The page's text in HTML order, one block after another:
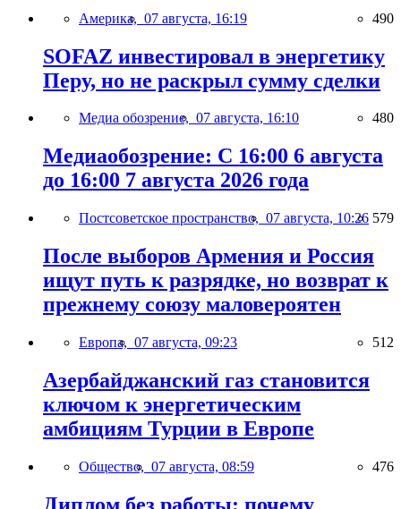
Америка, 07 августа, 16:19 490
SOFAZ инвестировал в энергетику
Перу, но не раскрыл сумму сделки
Медиа обозрение, 07 августа, 16:10 480
Медиаобозрение: С 16:00 6 августа
до 16:00 7 августа 2026 года
Постсоветское пространство, 07 августа, 10:26 579
После выборов Армения и Россия
ищут путь к разрядке, но возврат к
прежнему союзу маловероятен
Европа, 07 августа, 09:23 512
Азербайджанский газ становится
ключом к энергетическим
амбициям Турции в Европе
Общество, 07 августа, 08:59 476